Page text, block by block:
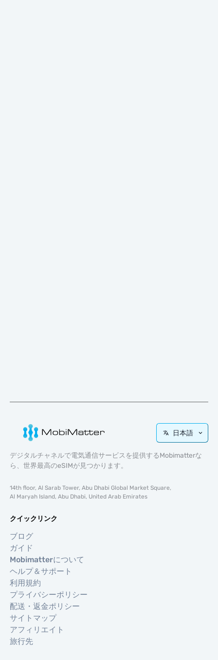
日本語
デジタルチャネルで電気通信サービスを提供するMobimatterな
ら、世界最高のeSIMが見つかります。
14th floor, Al Sarab Tower, Abu Dhabi Global Market Square,
Al Maryah Island, Abu Dhabi, United Arab Emirates
クイックリンク
ブログ
ガイド
Mobimatterについて
ヘルプ＆サポート
利用規約
プライバシーポリシー
配送・返金ポリシー
サイトマップ
アフィリエイト
旅行先